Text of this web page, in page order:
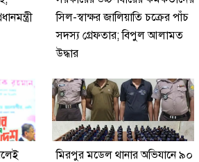
সিল-স্বাক্ষর জালিয়াতি চক্রের পাঁচ
সদস্য গ্রেফতার; বিপুল আলামত
উদ্ধার
মিরপুর মডেল থানার অভিযানে ৯০